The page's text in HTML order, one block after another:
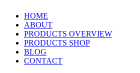
HOME
ABOUT
PRODUCTS OVERVIEW
PRODUCTS SHOP
BLOG
CONTACT